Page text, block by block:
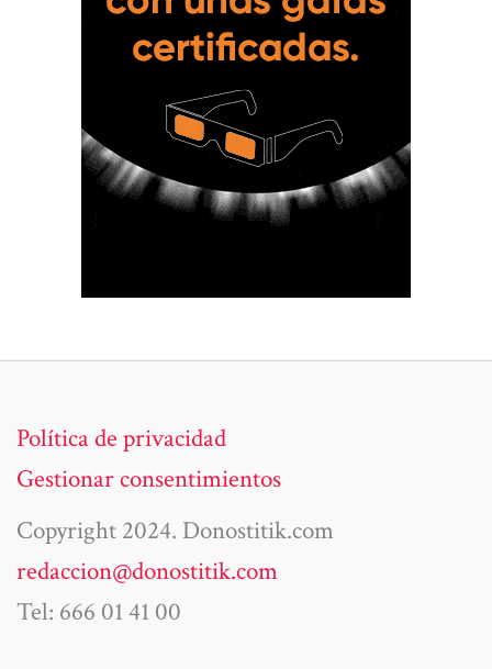
Política de privacidad
Gestionar consentimientos
Copyright 2024. Donostitik.com
redaccion@donostitik.com
Tel: 666 01 41 00